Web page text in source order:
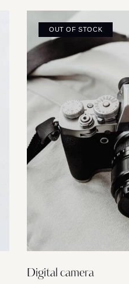
OUT OF STOCK
Digital camera